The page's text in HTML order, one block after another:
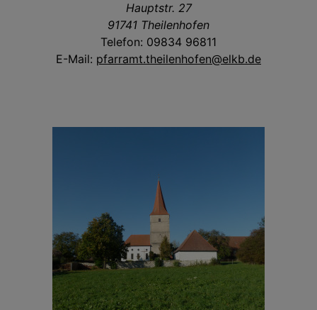
Hauptstr. 27
91741 Theilenhofen
Telefon: 09834 96811
E-Mail: pfarramt.theilenhofen@elkb.de